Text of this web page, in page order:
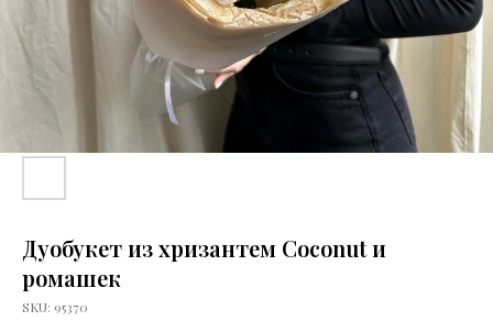
Дуобукет из хризантем Coconut и
ромашек
SKU: 95370